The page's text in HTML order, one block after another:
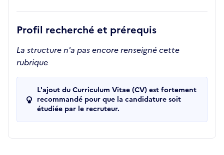
Profil recherché et prérequis
La structure n'a pas encore renseigné cette
rubrique
L'ajout du Curriculum Vitae (CV) est fortement
recommandé pour que la candidature soit
étudiée par le recruteur.